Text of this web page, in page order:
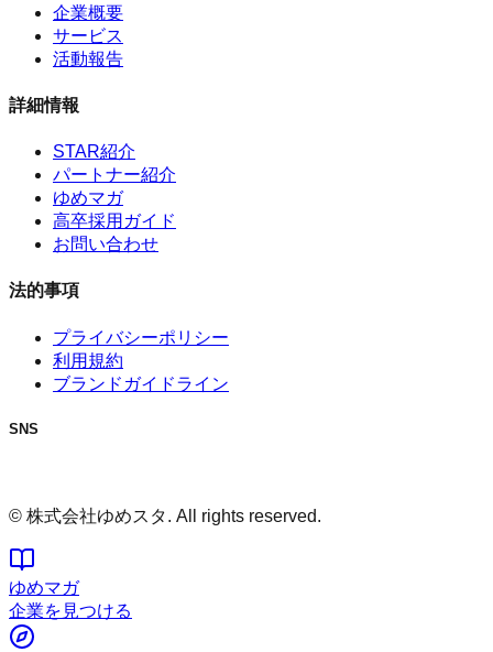
企業概要
サービス
活動報告
詳細情報
STAR紹介
パートナー紹介
ゆめマガ
高卒採用ガイド
お問い合わせ
法的事項
プライバシーポリシー
利用規約
ブランドガイドライン
SNS
© 株式会社ゆめスタ. All rights reserved.
ゆめマガ
企業を見つける